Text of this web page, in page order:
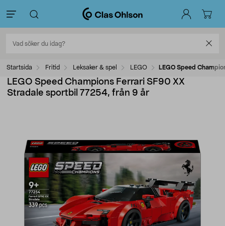
Startsida Fritid Leksaker & spel LEGO LEGO Speed
LEGO Speed Champions Ferrari SF90 XX
Stradale sportbil 77254, från 9 år